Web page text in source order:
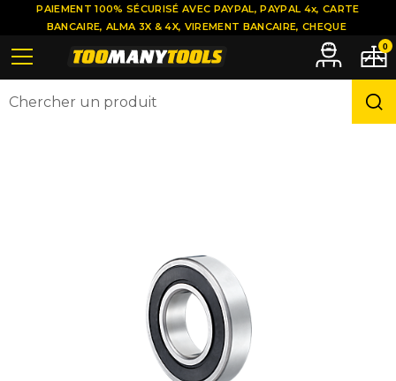
PAIEMENT 100% SÉCURISÉ AVEC PAYPAL, PAYPAL 4x, CARTE
BANCAIRE, ALMA 3X & 4X, VIREMENT BANCAIRE, CHEQUE
0